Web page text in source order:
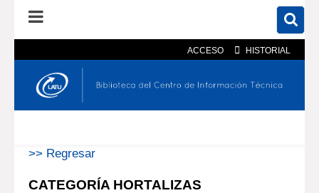
ACCESO HISTORIAL
En el catálogo En el sitio
>> Regresar
CATEGORÍA HORTALIZAS